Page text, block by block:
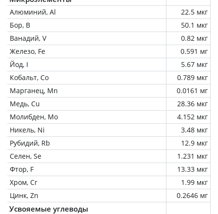
Алюминий, Al
22.5 мкг
Бор, B
50.1 мкг
Ванадий, V
0.82 мкг
Железо, Fe
0.591 мг
Йод, I
5.67 мкг
Кобальт, Co
0.789 мкг
Марганец, Mn
0.0161 мг
Медь, Cu
28.36 мкг
Молибден, Mo
4.152 мкг
Никель, Ni
3.48 мкг
Рубидий, Rb
12.9 мкг
Селен, Se
1.231 мкг
Фтор, F
13.33 мкг
Хром, Cr
1.99 мкг
Цинк, Zn
0.2646 мг
Усвояемые углеводы